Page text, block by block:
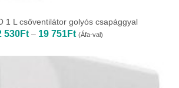
1 L csőventilátor golyós csapággyal
530Ft – 19 751FtÁrtartomány:
12
(Áfa-val)